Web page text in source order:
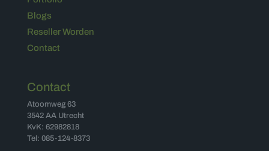
Blogs
Reseller Worden
Contact
Contact
Atoomweg 63
3542 AA Utrecht
KvK: 62982818
Tel: 085-124-8373